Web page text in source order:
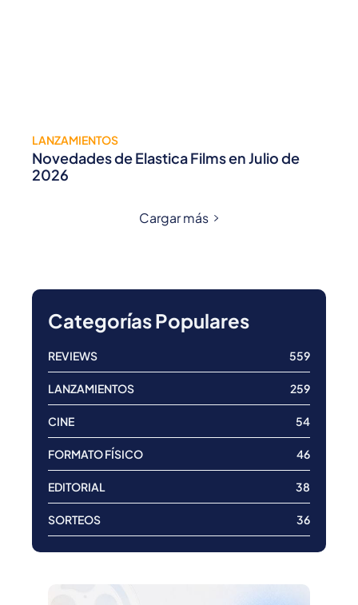
LANZAMIENTOS
Novedades de Elastica Films en Julio de
2026
Cargar más
Categorías Populares
REVIEWS 559
LANZAMIENTOS 259
CINE 54
FORMATO FÍSICO 46
EDITORIAL 38
SORTEOS 36